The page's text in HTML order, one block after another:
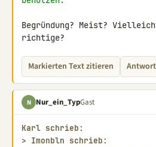
Begründung? Meist?
richtige?
Markierten Text zitieren Antwort
N Nur_ein_TypGast
Karl schrieb:
> Imonbln schrieb: